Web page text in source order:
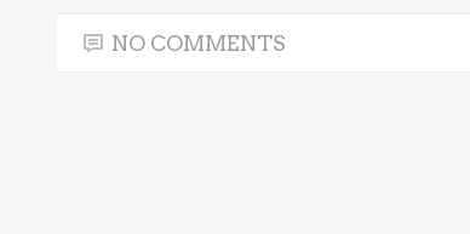
NO COMMENTS